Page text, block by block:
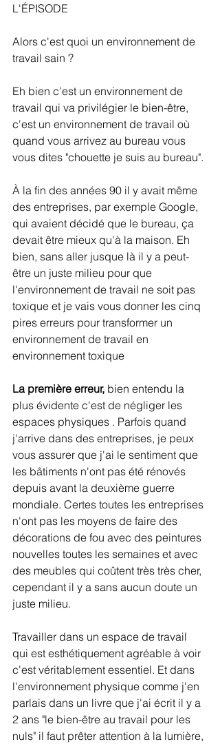
L'ÉPISODE
Alors c'est quoi un environnement de
travail sain ?
Eh bien c'est un environnement de
travail qui va privilégier le bien-être,
c'est un environnement de travail où
quand vous arrivez au bureau vous
vous dites "chouette je suis au bureau".
À la fin des années 90 il y avait même
des entreprises, par exemple Google,
qui avaient décidé que le bureau, ça
devait être mieux qu'à la maison. Eh
bien, sans aller jusque là il y a peut-
être un juste milieu pour que
l'environnement de travail ne soit pas
toxique et je vais vous donner les cinq
pires erreurs pour transformer un
environnement de travail en
environnement toxique
La première erreur, bien entendu la
plus évidente c'est de négliger les
espaces physiques . Parfois quand
j'arrive dans des entreprises, je peux
vous assurer que j'ai le sentiment que
les bâtiments n'ont pas été rénovés
depuis avant la deuxième guerre
mondiale. Certes toutes les entreprises
n'ont pas les moyens de faire des
décorations de fou avec des peintures
nouvelles toutes les semaines et avec
des meubles qui coûtent très très cher,
cependant il y a sans aucun doute un
juste milieu.
Travailler dans un espace de travail
qui est esthétiquement agréable à voir
c'est véritablement essentiel. Et dans
l'environnement physique comme j'en
parlais dans un livre que j'ai écrit il y a
2 ans "le bien-être au travail pour les
nuls" il faut prêter attention à la lumière,